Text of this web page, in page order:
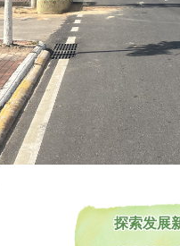
探索发展